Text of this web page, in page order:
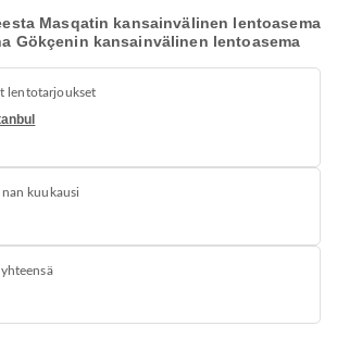
Masqatin kansainvälinen lentoasema
Gökçenin kansainvälinen lentoasema
lentotarjoukset
kuukausi